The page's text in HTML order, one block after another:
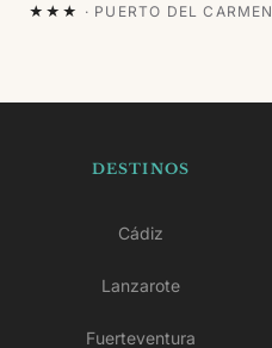
★★★ · PUERTO DEL CARMEN
DESTINOS
Cádiz
Lanzarote
Fuerteventura